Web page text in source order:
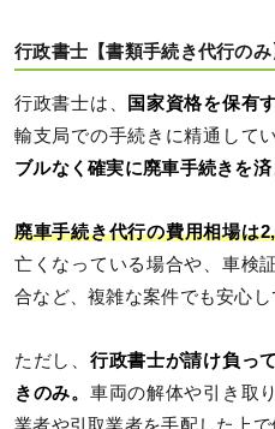
行政書士【書類手続き代行のみ
行政書士は、 国家資格を保有
輸支局での手続きに精通して
ブルなく確実に廃車手続きを済
廃車手続き代行の費用相場は
亡くなっている場合や、車検
合など、複雑な案件でも安心し
ただし、 行政書士が請け負っ
きのみ。 車両の解体や引き取